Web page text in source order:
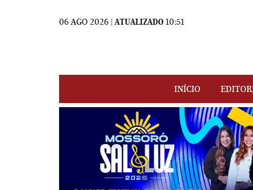
06 AGO 2026 | ATUALIZADO 10:51
INÍCIO